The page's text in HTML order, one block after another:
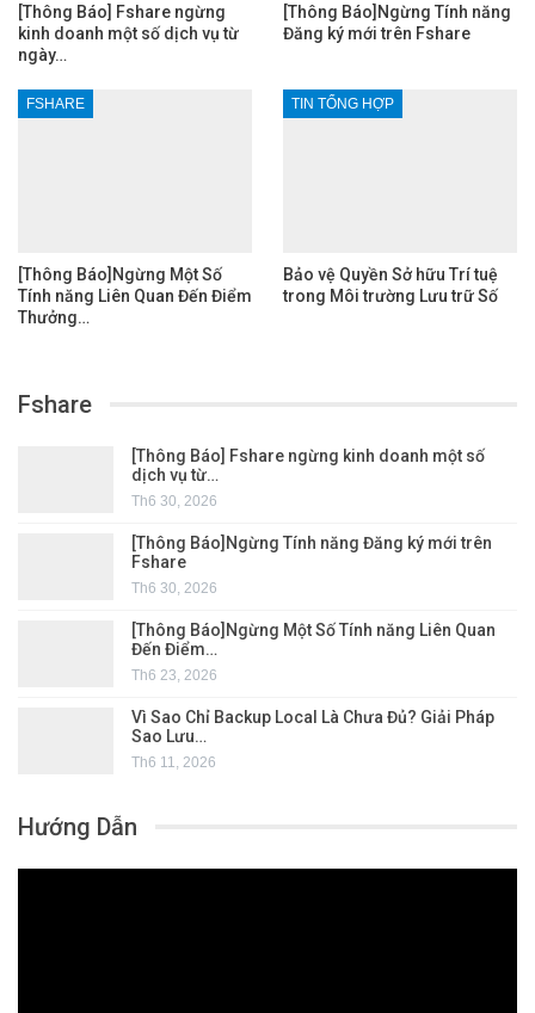
[Thông Báo] Fshare ngừng
kinh doanh một số dịch vụ từ
ngày…
[Thông Báo]Ngừng Tính năng
Đăng ký mới trên Fshare
FSHARE
[Thông Báo]Ngừng Một Số
Tính năng Liên Quan Đến Điểm
Thưởng…
TIN TỔNG HỢP
Bảo vệ Quyền Sở hữu Trí tuệ
trong Môi trường Lưu trữ Số
Fshare
[Thông Báo] Fshare ngừng kinh doanh một số
dịch vụ từ…
Th6 30, 2026
[Thông Báo]Ngừng Tính năng Đăng ký mới trên
Fshare
Th6 30, 2026
[Thông Báo]Ngừng Một Số Tính năng Liên Quan
Đến Điểm…
Th6 23, 2026
Vì Sao Chỉ Backup Local Là Chưa Đủ? Giải Pháp
Sao Lưu…
Th6 11, 2026
Hướng Dẫn